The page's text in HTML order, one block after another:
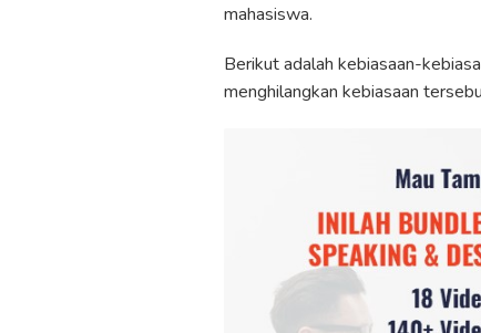
mahasiswa.
Berikut adalah kebiasaan-
menghilangkan kebiasaan